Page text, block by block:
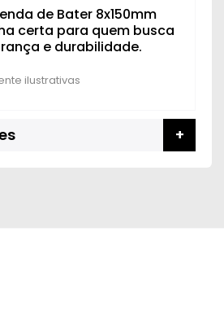
de Bater 8x150mm
certa para quem busca
e durabilidade.